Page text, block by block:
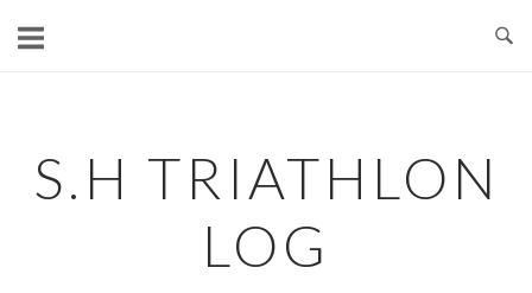
S.H TRIATHLON
LOG